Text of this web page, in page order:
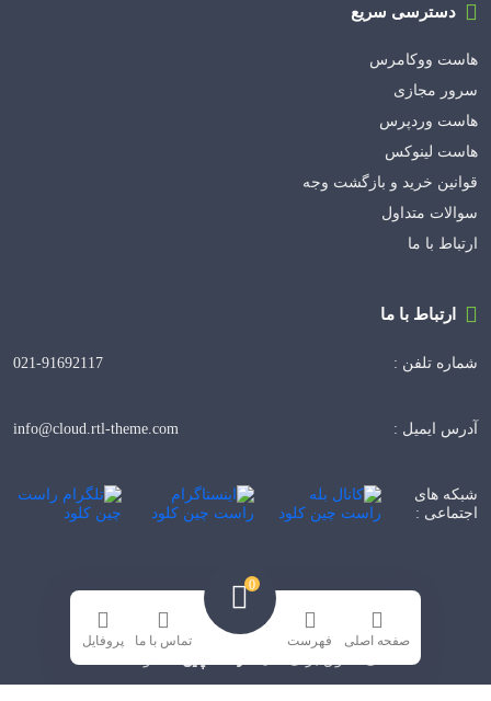
صفحه اصلی فهرست
0
تماس با ما پروفایل
دسترسی سریع
هاست ووکامرس
سرور مجازی
هاست وردپرس
هاست لینوکس
قوانین خرید و بازگشت وجه
سوالات متداول
ارتباط با ما
ارتباط با ما
شماره تلفن : 021-91692117
آدرس ایمیل : info@cloud.rtl-theme.com
شبکه های
اجتماعی :
راست‌چین